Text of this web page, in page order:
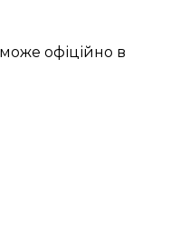
офіційно в